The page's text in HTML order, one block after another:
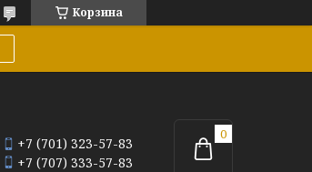
Корзина
+7 (701) 323-57-83
+7 (707) 333-57-83